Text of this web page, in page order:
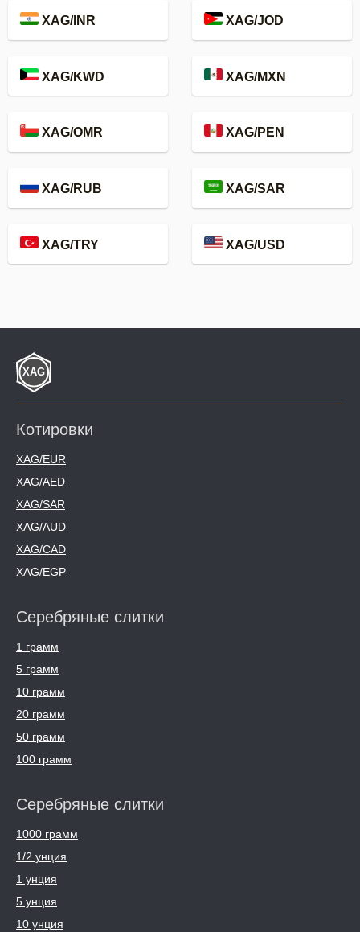
XAG/INR XAG/JOD
XAG/KWD XAG/MXN
XAG/OMR XAG/PEN
XAG/RUB XAG/SAR
XAG/TRY XAG/USD
Котировки
XAG/EUR
XAG/AED
XAG/SAR
XAG/AUD
XAG/CAD
XAG/EGP
Серебряные слитки
1 грамм
5 грамм
10 грамм
20 грамм
50 грамм
100 грамм
Серебряные слитки
1000 грамм
1/2 унция
1 унция
5 унция
10 унция